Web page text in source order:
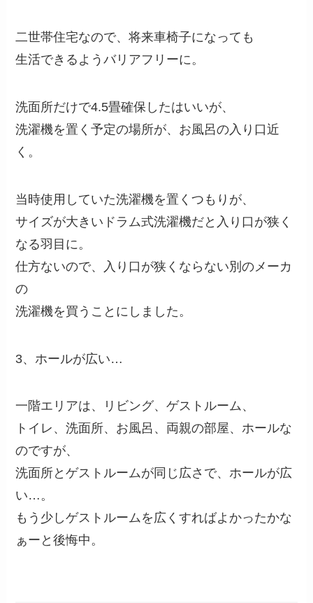
二世帯住宅なので、将来車椅子になっても
生活できるようバリアフリーに。
洗面所だけで4.5畳確保したはいいが、
洗濯機を置く予定の場所が、お風呂の入り口近
く。
当時使用していた洗濯機を置くつもりが、
サイズが大きいドラム式洗濯機だと入り口が狭く
なる羽目に。
仕方ないので、入り口が狭くならない別のメーカ
の
洗濯機を買うことにしました。
3、ホールが広い…
一階エリアは、リビング、ゲストルーム、
トイレ、洗面所、お風呂、両親の部屋、ホールな
のですが、
洗面所とゲストルームが同じ広さで、ホールが広
い…。
もう少しゲストルームを広くすればよかったかな
ぁーと後悔中。